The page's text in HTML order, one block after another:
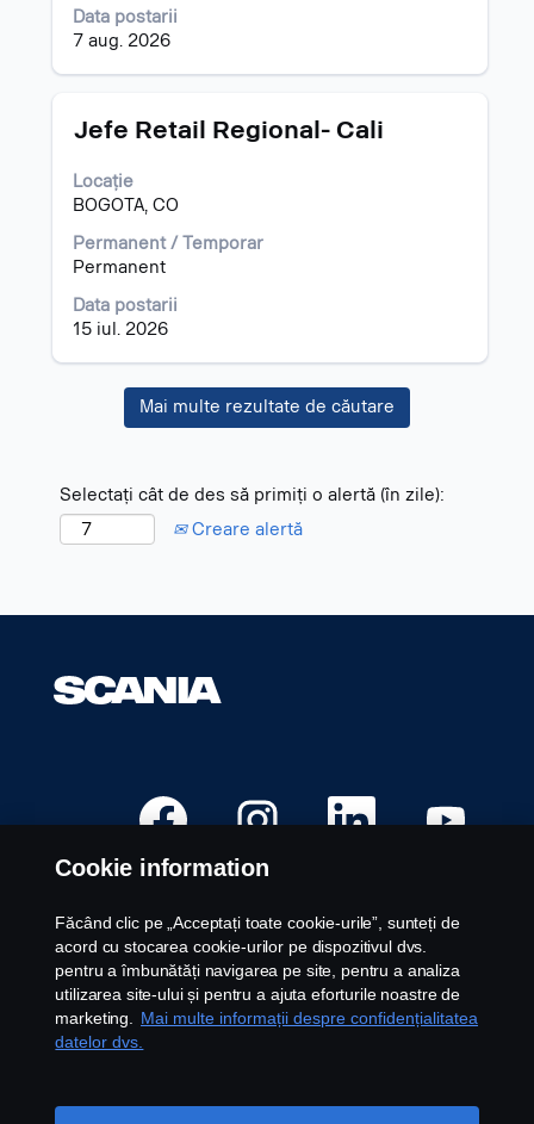
Data postarii
7 aug. 2026
conținut
al
informațiilor
post.
Titlu
Jefe Retail Regional- Cali
Locație
BOGOTA, CO
Permanent / Temporar
Permanent
Data postarii
15 iul. 2026
Selectați
tasta
spațiu
a
vizualiza
conținut
al
informațiilor
despre
Mai multe rezultate de căutare
Selectați cât de des să primiți o alertă (în zile):
Creare alertă
e
d
s
c
d
e
î
n
t
o
e
d
s
c
d
e
î
n
t
r
-
S
d
i
d
e
î
n
t
r
-
d
i
d
e
î
n
t
r
-
Posturi disponibile
Locații carieră
Contactați-ne
Aviz juridic
Cookie information
Făcând clic pe „Acceptați toate cookie-urile”, sunteți de
acord cu stocarea cookie-urilor pe dispozitivul dvs.
pentru a îmbunătăți navigarea pe site, pentru a analiza
utilizarea site-ului și pentru a ajuta eforturile noastre de
marketing.
Mai multe informații despre confidențialitatea
datelor dvs.